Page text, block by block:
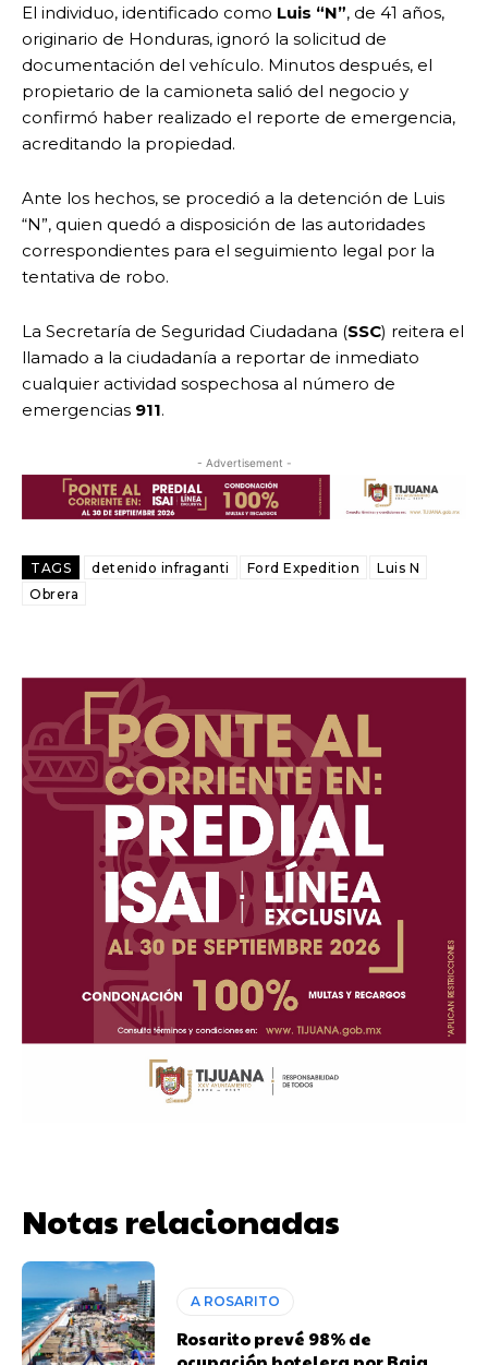
El individuo, identificado como Luis “N”, de 41 años,
originario de Honduras, ignoró la solicitud de
documentación del vehículo. Minutos después, el
propietario de la camioneta salió del negocio y
confirmó haber realizado el reporte de emergencia,
acreditando la propiedad.
Ante los hechos, se procedió a la detención de Luis
“N”, quien quedó a disposición de las autoridades
correspondientes para el seguimiento legal por la
tentativa de robo.
La Secretaría de Seguridad Ciudadana (SSC) reitera el
llamado a la ciudadanía a reportar de inmediato
cualquier actividad sospechosa al número de
emergencias 911.
- Advertisement -
TAGS detenido infraganti Ford Expedition
Luis N
Obrera
Notas relacionadas
A ROSARITO
Rosarito prevé 98% de